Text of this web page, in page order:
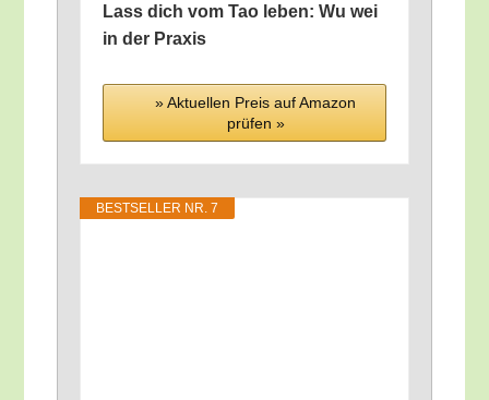
Lass dich vom Tao leben: Wu wei
in der Praxis
» Aktu­el­len Preis auf Ama­zon
prü­fen »
BEST­SEL­LER NR. 7